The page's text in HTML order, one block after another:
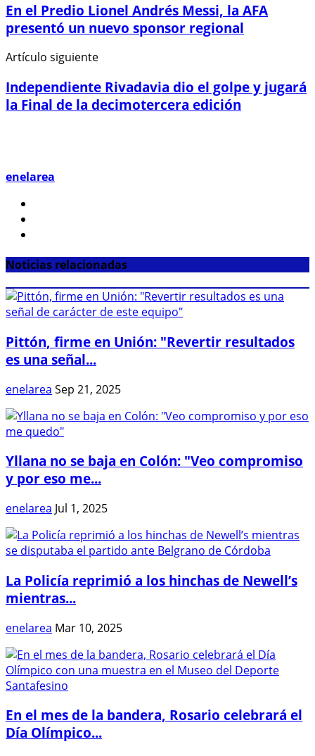
En el Predio Lionel Andrés Messi, la AFA
presentó un nuevo sponsor regional
Artículo siguiente
Independiente Rivadavia dio el golpe y jugará
la Final de la decimotercera edición
enelarea
Noticias relacionadas
Pittón, firme en Unión: "Revertir resultados
es una señal...
enelarea Sep 21, 2025
Yllana no se baja en Colón: "Veo compromiso
y por eso me...
enelarea Jul 1, 2025
La Policía reprimió a los hinchas de Newell’s
mientras...
enelarea Mar 10, 2025
En el mes de la bandera, Rosario celebrará el
Día Olímpico...